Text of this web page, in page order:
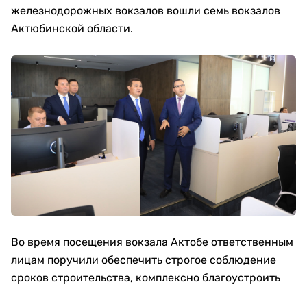
железнодорожных вокзалов вошли семь вокзалов
Актюбинской области.
Во время посещения вокзала Актобе ответственным
лицам поручили обеспечить строгое соблюдение
сроков строительства, комплексно благоустроить